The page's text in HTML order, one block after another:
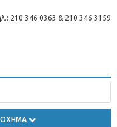
210 346 0363 & 210 346 3159
ΟΧΗΜΑ